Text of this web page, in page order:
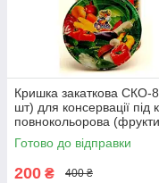
Кришка закаткова СКО-
шт) для консервації під
повнокольорова
овочі) Полинка
Готово до відправки
200 ₴ 400 ₴